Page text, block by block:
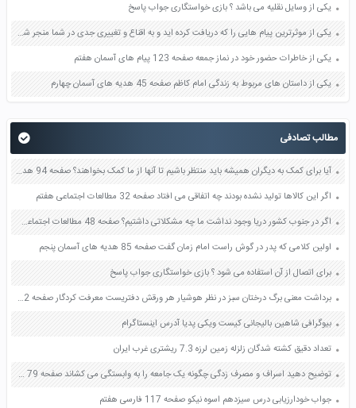
یکی از وسایل نقلیه می باشد ؟ بازی خواستگاری جواب پاسخ
یکی از موثرترین پیام هایی را که دریافت کرده اید و به اقناع و تغییری جدی در شما منجر شده است برسی کنید و علت این تاثیر گذاری قابل توجه را بنویسید صفحه 52 تفکر و سواد رسانه ای دهم
یکی از خاطرات حضور خود در نماز جمعه صفحه 123 پیام های آسمان هفتم
یکی از داستان های مربوط به زندگی امام کاظم صفحه 45 هدیه های آسمان چهارم
مطالب تصادفی
آیا برای کمک به دیگران همیشه باید منتظر باشیم تا آنها از ما کمک بخواهند؟ صفحه 94 هدیه های آسمان چهارم
اگر این کالاها تولید نشده بودند چه اتفاقی می افتاد صفحه 32 مطالعات اجتماعی هفتم
اگر در جنوب کشور دریا وجود نداشت ما چه مشکلاتی داشتیم؟ صفحه 48 مطالعات اجتماعی پنجم
اولین کلامی که پدر در گوش راست امام زمان گفت صفحه 85 هدیه های آسمان پنجم
برای اتصال از آن استفاده می شود ؟ بازی خواستگاری جواب پاسخ
برداشت معنی برگ درختان سبز در نظر هوشیار هر ورقش دفتریست معرفت کردگار صفحه 12 فارسی ششم
بیوگرافی شاهین بالیجانی کیست ویکی پدیا آدرس اینستاگرام
تعداد دقیق کشته شدگان زلزله زمین لرزه 7.3 ریشتری غرب ایران
توضیح دهید اسراف و مصرف زدگی چگونه یک جامعه را به وابستگی می کشاند صفحه 79 پیام های آسمان هشتم
جواب خودارزیابی درس سیزدهم اسوه نیکو صفحه 117 فارسی هفتم